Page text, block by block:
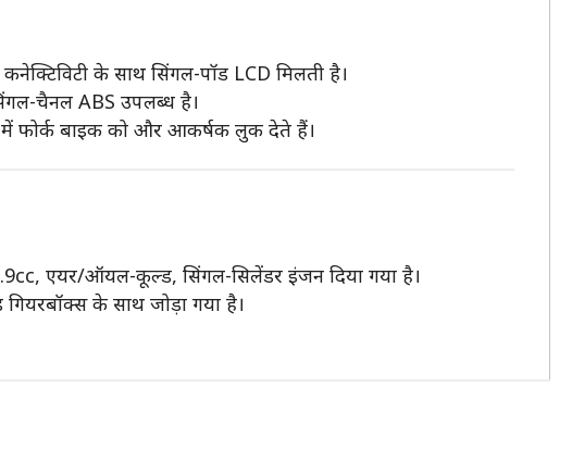
के साथ सिंगल-पॉड LCD मिलती है।
चैनल ABS उपलब्ध है।
में फोर्क बाइक को और आकर्षक लुक देते हैं।
एयर/ऑयल-कूल्ड, सिंगल-सिलेंडर इंजन दिया गया है।
के साथ जोड़ा गया है।